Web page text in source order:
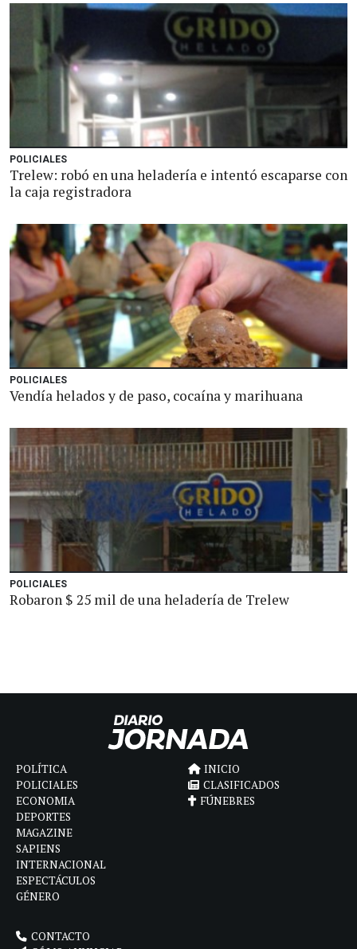
POLICIALES
Trelew: robó en una heladería e intentó escaparse con
la caja registradora
POLICIALES
Vendía helados y de paso, cocaína y marihuana
POLICIALES
Robaron $ 25 mil de una heladería de Trelew
POLÍTICA
POLICIALES
ECONOMIA
DEPORTES
MAGAZINE
SAPIENS
INTERNACIONAL
ESPECTÁCULOS
GÉNERO
INICIO
CLASIFICADOS
FÚNEBRES
CONTACTO